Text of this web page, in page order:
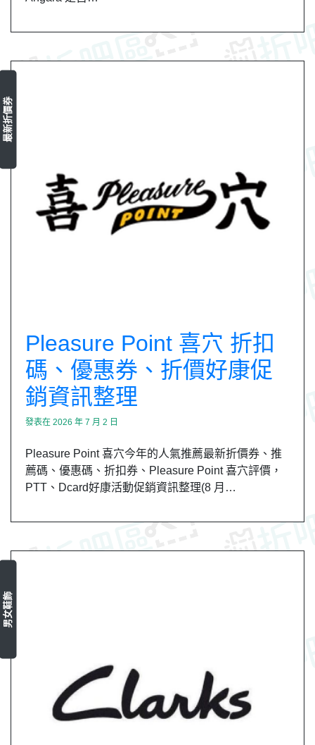
最新折價券
Pleasure Point 喜穴 折扣
碼、優惠券、折價好康促
銷資訊整理
發表在 2026 年 7 月 2 日
Pleasure Point 喜穴今年的人氣推薦最新折價券、推
薦碼、優惠碼、折扣券、Pleasure Point 喜穴評價，
PTT、Dcard好康活動促銷資訊整理(8 月…
男女鞋飾